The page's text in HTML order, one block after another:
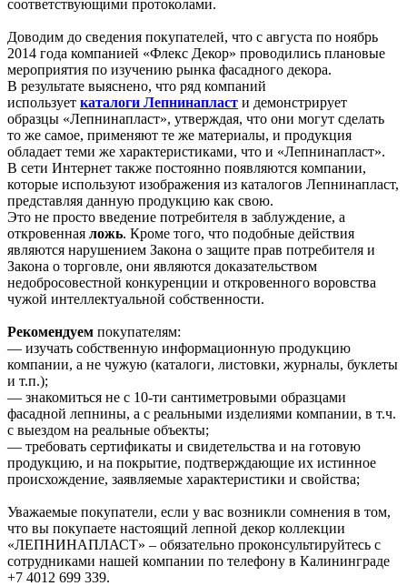
соответствующими протоколами.
Доводим до сведения покупателей, что с августа по ноябрь
2014 года компанией «Флекс Декор» проводились плановые
мероприятия по изучению рынка фасадного декора.
В результате выяснено, что ряд компаний
использует каталоги Лепнинапласт и демонстрирует
образцы «Лепнинапласт», утверждая, что они могут сделать
то же самое, применяют те же материалы, и продукция
обладает теми же характеристиками, что и «Лепнинапласт».
В сети Интернет также постоянно появляются компании,
которые используют изображения из каталогов Лепнинапласт,
представляя данную продукцию как свою.
Это не просто введение потребителя в заблуждение, а
откровенная ложь. Кроме того, что подобные действия
являются нарушением Закона о защите прав потребителя и
Закона о торговле, они являются доказательством
недобросовестной конкуренции и откровенного воровства
чужой интеллектуальной собственности.
Рекомендуем покупателям:
— изучать собственную информационную продукцию
компании, а не чужую (каталоги, листовки, журналы, буклеты
и т.п.);
— знакомиться не с 10-ти сантиметровыми образцами
фасадной лепнины, а с реальными изделиями компании, в т.ч.
с выездом на реальные объекты;
— требовать сертификаты и свидетельства и на готовую
продукцию, и на покрытие, подтверждающие их истинное
происхождение, заявляемые характеристики и свойства;
Уважаемые покупатели, если у вас возникли сомнения в том,
что вы покупаете настоящий лепной декор коллекции
«ЛЕПНИНАПЛАСТ» – обязательно проконсультируйтесь с
сотрудниками нашей компании по телефону в Калининграде
+7 4012 699 339.